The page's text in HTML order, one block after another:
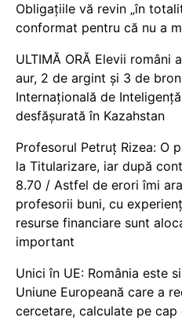
Obligațiile vă revin „în
conformat pentru că nu a
ULTIMĂ ORĂ Elevii români
aur, 2 de argint și 3 de
Internațională de
desfășurată în Kazahstan
Profesorul Petruț Rizea: O
la Titularizare, iar după
8.70 / Astfel de erori îmi
profesorii buni, cu
resurse financiare sunt
important
Unici în UE: România este
Uniune Europeană care a
cercetare, calculate pe